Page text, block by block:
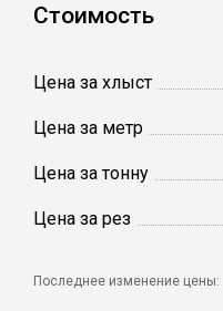
Стоимость
Цена за хлыст
Цена за метр
Цена за тонну
Цена за рез
Последнее изменение цены: